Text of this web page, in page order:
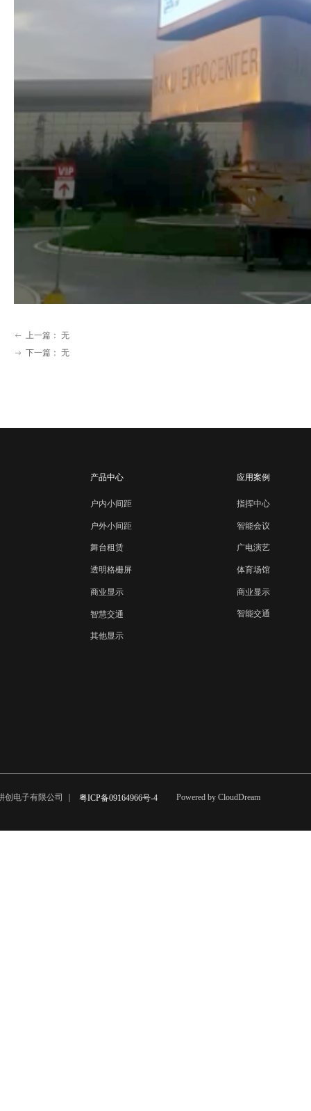
ꂃ 上一篇： 无
ꁹ 下一篇： 无
粤ICP备09164966号-4
电子有限公司 ｜
产品中心
户内小间距
户外小间距
舞台租赁
透明格栅屏
商业显示
智慧交通
其他显示
应用案例
指挥中心
智能会议
广电演艺
体育场馆
商业显示
智能交通
Powered by CloudDream